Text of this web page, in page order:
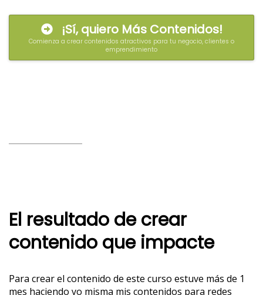
¡Sí, quiero Más Contenidos!
Comienza a crear contenidos atractivos para tu negocio, clientes o
emprendimiento
El resultado de crear
contenido que impacte
Para crear el contenido de este curso estuve más de 1
mes haciendo yo misma mis contenidos para redes